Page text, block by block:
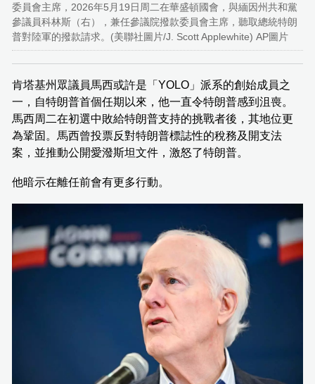
委員會主席，2026年5月19日周二在華盛頓國會，與緬因州共和黨
參議員科林斯（右），兼任參議院撥款委員會主席，聽取總統特朗
普對陸軍的撥款請求。(美聯社圖片/J. Scott Applewhite) AP圖片
肯塔基州眾議員馬西或許是「YOLO」派系的創始成員之
一，自特朗普首個任期以來，他一直令特朗普感到沮喪。
馬西周二在初選中敗給特朗普支持的挑戰者後，其地位更
為鞏固。馬西曾投票反對特朗普標誌性的稅務及開支法
案，並推動公開愛潑斯坦文件，激怒了特朗普。
他暗示在離任前會有更多行動。